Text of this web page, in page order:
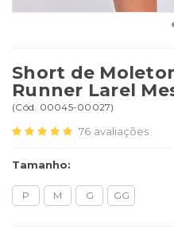
Short de
Runner Larel
(Cód. 00045-00027)
76 avaliações
Tamanho:
P M G GG